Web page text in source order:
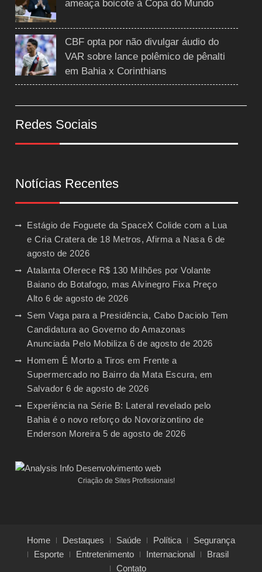
ameaça boicote à Copa do Mundo
CBF opta por não divulgar áudio do
VAR sobre lance polêmico de pênalti
em Bahia x Corinthians
Redes Sociais
Notícias Recentes
Estágio de Foguete da SpaceX Colide com a Lua
e Cria Cratera de 18 Metros, Afirma a Nasa 6 de
agosto de 2026
Atalanta Oferece R$ 130 Milhões por Volante
Baiano do Botafogo, mas Alvinegro Fixa Preço
Alto 6 de agosto de 2026
Sem Vaga para a Presidência, Cabo Daciolo Tem
Candidatura ao Governo do Amazonas
Anunciada Pelo Mobiliza 6 de agosto de 2026
Homem É Morto a Tiros em Frente a
Supermercado no Bairro da Mata Escura, em
Salvador 6 de agosto de 2026
Experiência na Série B: Lateral revelado pelo
Bahia é o novo reforço do Novorizontino de
Enderson Moreira 5 de agosto de 2026
Criação de Sites Profissionais!
Home Destaques Saúde Política
Segurança
Esporte
Entretenimento Internacional
Brasil
Contato